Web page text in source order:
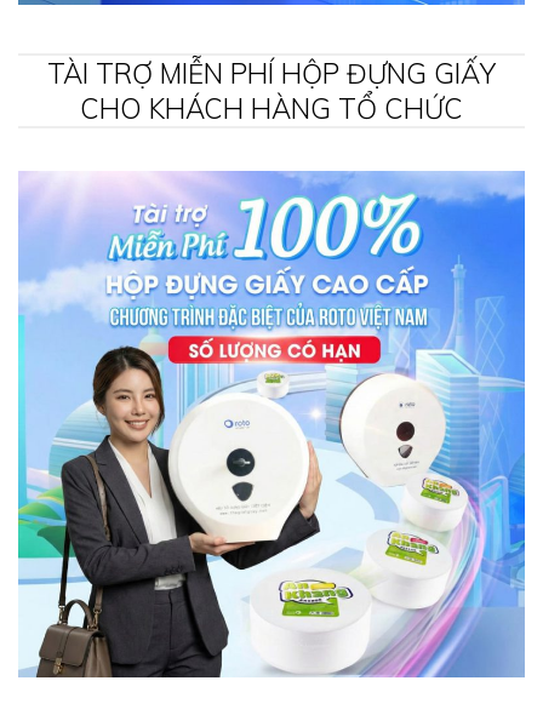
TÀI TRỢ MIỄN PHÍ HỘP ĐỰNG GIẤY
CHO KHÁCH HÀNG TỔ CHỨC